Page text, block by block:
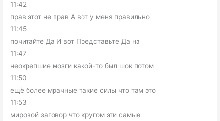
11:42
прав этот не прав А вот у меня правильно
11:45
почитайте Да И вот Представьте Да на
11:47
неокрепшие мозги какой-то был шок потом
11:50
ещё более мрачные такие силы что там это
11:53
мировой заговор что кругом эти самые